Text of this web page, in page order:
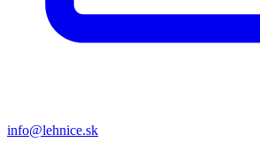
info@lehnice.sk